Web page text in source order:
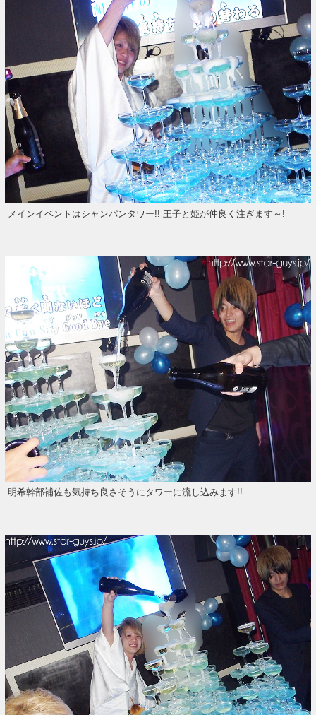
メインイベントはシャンパンタワー!! 王子と姫が仲良く注ぎます～!
明希幹部補佐も気持ち良さそうにタワーに流し込みます!!